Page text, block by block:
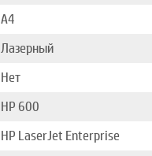
A4
Лазерный
Нет
HP 600
HP LaserJet Enterprise